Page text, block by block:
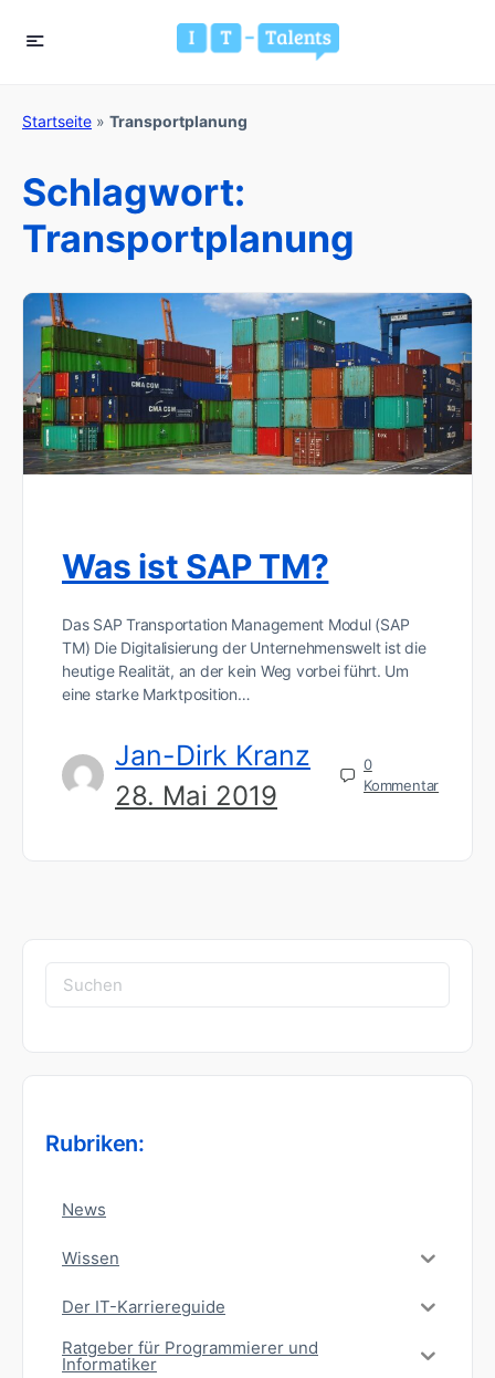
Startseite » Transportplanung
Schlagwort:
Transportplanung
Was ist SAP TM?
Das SAP Transportation Management Modul (SAP
TM) Die Digitalisierung der Unternehmenswelt ist die
heutige Realität, an der kein Weg vorbei führt. Um
eine starke Marktposition…
Jan-Dirk Kranz
28. Mai 2019
0
Kommentar
Suchen
nach:
Rubriken:
News
Wissen
Der IT-Karriereguide
Ratgeber für Programmierer und
Informatiker